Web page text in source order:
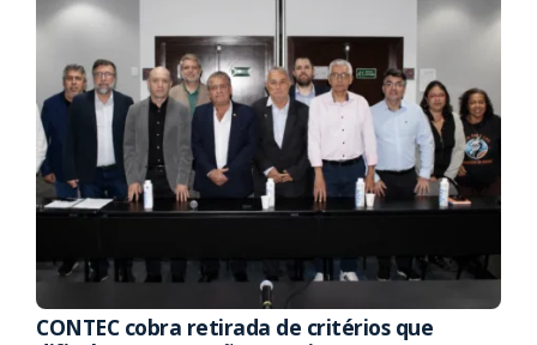
CONTEC cobra retirada de critérios que